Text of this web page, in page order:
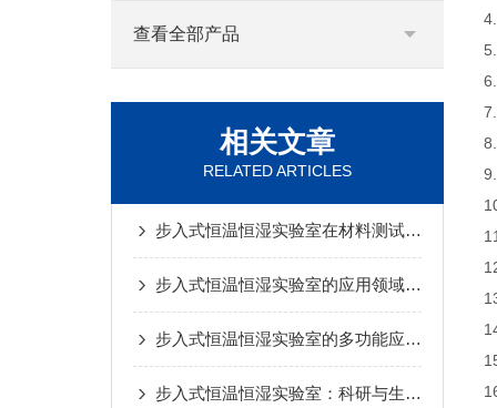
查看全部产品
相关文章
RELATED ARTICLES
步入式恒温恒湿实验室在材料测试中的应用
步入式恒温恒湿实验室的应用领域与行业需求分析
步入式恒温恒湿实验室的多功能应用与挑战
步入式恒温恒湿实验室：科研与生产中关键的环境控制解决方案